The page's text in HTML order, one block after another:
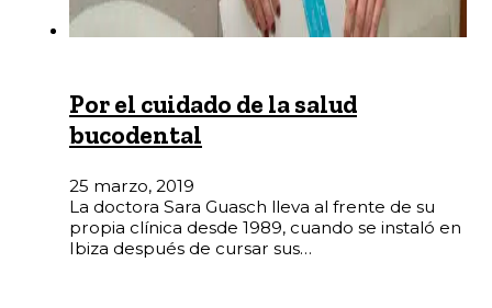
Por el cuidado de la salud
bucodental
25 marzo, 2019
La doctora Sara Guasch lleva al frente de su
propia clínica desde 1989, cuando se instaló en
Ibiza después de cursar sus…